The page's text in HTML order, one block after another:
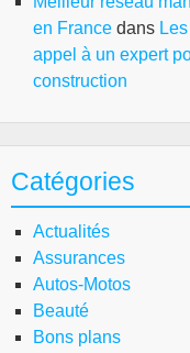
en France dans
appel à un expert
construction
Catégories
Actualités
Assurances
Autos-Motos
Beauté
Bons plans